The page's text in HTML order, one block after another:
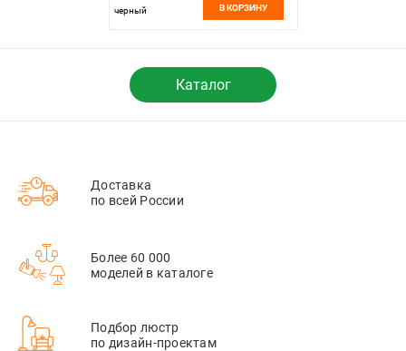
черный
В КОРЗИНУ
Каталог
Доставка
по всей России
Более 60 000
моделей в каталоге
Подбор люстр
по дизайн-проектам